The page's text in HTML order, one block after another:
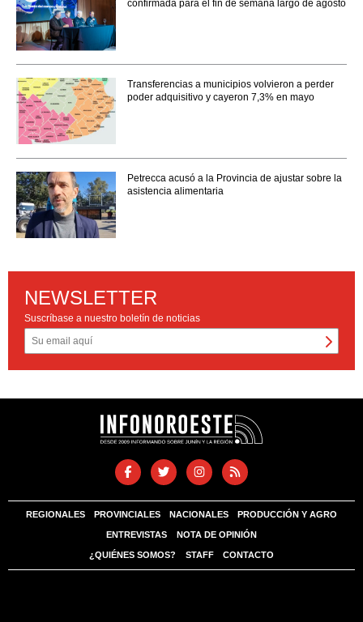
confirmada para el fin de semana largo de agosto
Transferencias a municipios volvieron a perder
poder adquisitivo y cayeron 7,3% en mayo
Petrecca acusó a la Provincia de ajustar sobre la
asistencia alimentaria
NEWSLETTER
Suscríbase a nuestro boletín de noticias
REGIONALES PROVINCIALES NACIONALES PRODUCCIÓN Y AGRO
ENTREVISTAS NOTA DE OPINIÓN
¿QUIÉNES SOMOS? STAFF CONTACTO